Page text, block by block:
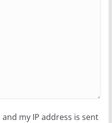
my IP address is sent